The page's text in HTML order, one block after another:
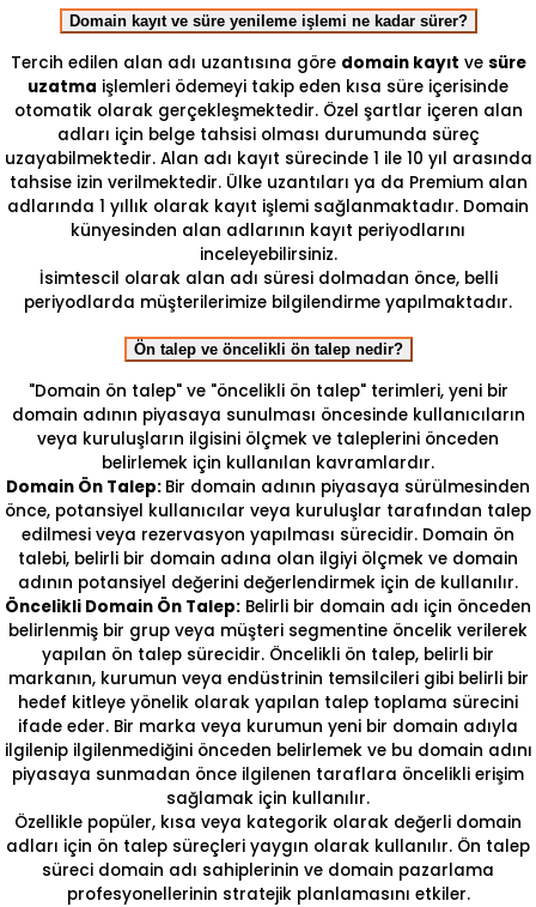
Domain kayıt ve süre yenileme işlemi ne kadar sürer?
Tercih edilen alan adı uzantısına göre domain kayıt ve süre
uzatma işlemleri ödemeyi takip eden kısa süre içerisinde
otomatik olarak gerçekleşmektedir. Özel şartlar içeren alan
adları için belge tahsisi olması durumunda süreç
uzayabilmektedir. Alan adı kayıt sürecinde 1 ile 10 yıl arasında
tahsise izin verilmektedir. Ülke uzantıları ya da Premium alan
adlarında 1 yıllık olarak kayıt işlemi sağlanmaktadır. Domain
künyesinden alan adlarının kayıt periyodlarını
inceleyebilirsiniz.
İsimtescil olarak alan adı süresi dolmadan önce, belli
periyodlarda müşterilerimize bilgilendirme yapılmaktadır.
Ön talep ve öncelikli ön talep nedir?
"Domain ön talep" ve "öncelikli ön talep" terimleri, yeni bir
domain adının piyasaya sunulması öncesinde kullanıcıların
veya kuruluşların ilgisini ölçmek ve taleplerini önceden
belirlemek için kullanılan kavramlardır.
Domain Ön Talep: Bir domain adının piyasaya sürülmesinden
önce, potansiyel kullanıcılar veya kuruluşlar tarafından talep
edilmesi veya rezervasyon yapılması sürecidir. Domain ön
talebi, belirli bir domain adına olan ilgiyi ölçmek ve domain
adının potansiyel değerini değerlendirmek için de kullanılır.
Öncelikli Domain Ön Talep: Belirli bir domain adı için önceden
belirlenmiş bir grup veya müşteri segmentine öncelik verilerek
yapılan ön talep sürecidir. Öncelikli ön talep, belirli bir
markanın, kurumun veya endüstrinin temsilcileri gibi belirli bir
hedef kitleye yönelik olarak yapılan talep toplama sürecini
ifade eder. Bir marka veya kurumun yeni bir domain adıyla
ilgilenip ilgilenmediğini önceden belirlemek ve bu domain adını
piyasaya sunmadan önce ilgilenen taraflara öncelikli erişim
sağlamak için kullanılır.
Özellikle popüler, kısa veya kategorik olarak değerli domain
adları için ön talep süreçleri yaygın olarak kullanılır. Ön talep
süreci domain adı sahiplerinin ve domain pazarlama
profesyonellerinin stratejik planlamasını etkiler.